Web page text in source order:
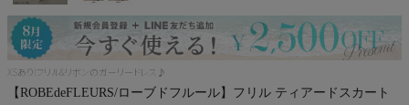
XSあり!フリル&リボンのガーリードレス♪
【ROBEdeFLEURS/ローブドフルール】フリル ティアードスカート